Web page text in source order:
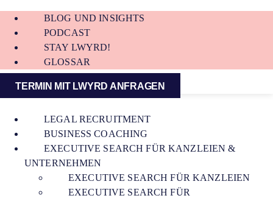
BLOG UND INSIGHTS
PODCAST
STAY LWYRD!
GLOSSAR
TERMIN MIT LWYRD ANFRAGEN
LEGAL RECRUITMENT
BUSINESS COACHING
EXECUTIVE SEARCH FÜR KANZLEIEN &
UNTERNEHMEN
EXECUTIVE SEARCH FÜR KANZLEIEN
EXECUTIVE SEARCH FÜR